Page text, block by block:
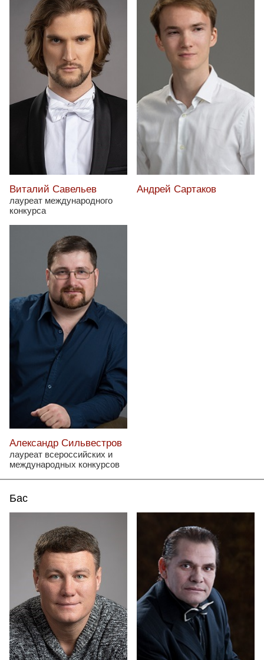
Виталий Савельев
лауреат международного
конкурса
Андрей Сартаков
Александр Сильвестров
лауреат всероссийских и
международных конкурсов
Бас